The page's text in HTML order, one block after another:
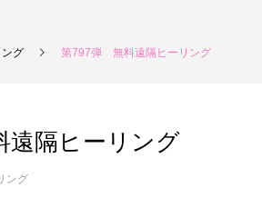
グ 第797弾 無料遠隔ヒーリング
隔ヒーリング
ング